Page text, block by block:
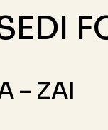
– ZAI